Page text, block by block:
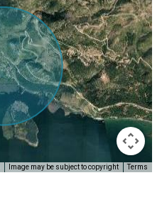
Image may be subject to copyright Terms